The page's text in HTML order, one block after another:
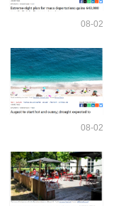
08-02
08-02